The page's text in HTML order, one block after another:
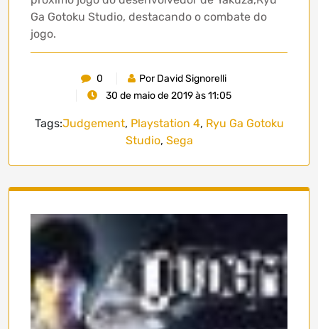
Ga Gotoku Studio, destacando o combate do
jogo.
0
Por David Signorelli
30 de maio de 2019 às 11:05
Tags:Judgement, Playstation 4, Ryu Ga Gotoku
Studio, Sega